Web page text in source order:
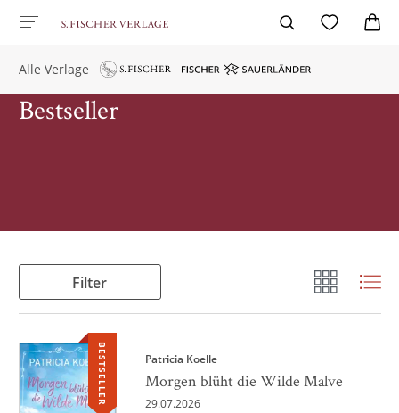
Alle Verlage
Bestseller
Filter
BESTSELLER Patricia Koelle
Morgen blüht die Wilde Malve
29.07.2026